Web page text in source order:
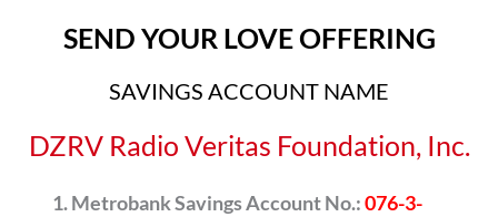
SEND YOUR LOVE OFFERING
SAVINGS ACCOUNT NAME
DZRV Radio Veritas Foundation, Inc.
Metrobank Savings Account No.:076-3-